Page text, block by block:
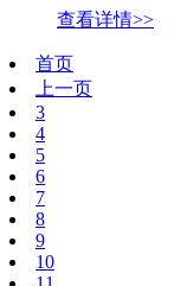
查看详情>>
首页
上一页
3
4
5
6
7
8
9
10